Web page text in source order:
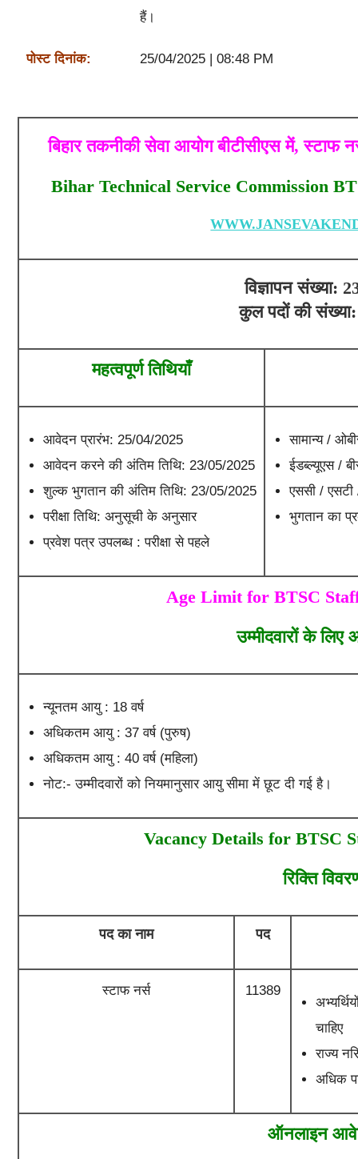
हैं।
पोस्ट दिनांक: 25/04/2025 | 08:48 PM
बिहार तकनीकी सेवा आयोग बीटीसीएस में, स्टाफ
Bihar Technical Service Commission
विज्ञापन संख्या:
कुल पदों की
महत्वपूर्ण तिथियाँ
आवेदन प्रारंभ: 25/04/2025
आवेदन करने की अंतिम तिथि: 23/05/2025
शुल्क भुगतान की अंतिम तिथि: 23/05/2025
परीक्षा तिथि: अनुसूची के अनुसार
प्रवेश पत्र उपलब्ध : परीक्षा से पहले
सामान्य /
ईडब्ल्यूएस /
एससी /
भुगतान का
Age Limit for BTSC
उम्मीदवारों के लिए
न्यूनतम आयु : 18 वर्ष
अधिकतम आयु : 37 वर्ष (पुरुष)
अधिकतम आयु : 40 वर्ष (महिला)
नोट:- उम्मीदवारों को नियमानुसार आयु सीमा में छूट दी गई है।
Vacancy Details for BTSC
रिक्ति
पद का नाम पद
स्टाफ नर्स 11389
चाहिए
राज्य
अधिक
ऑनलाइन